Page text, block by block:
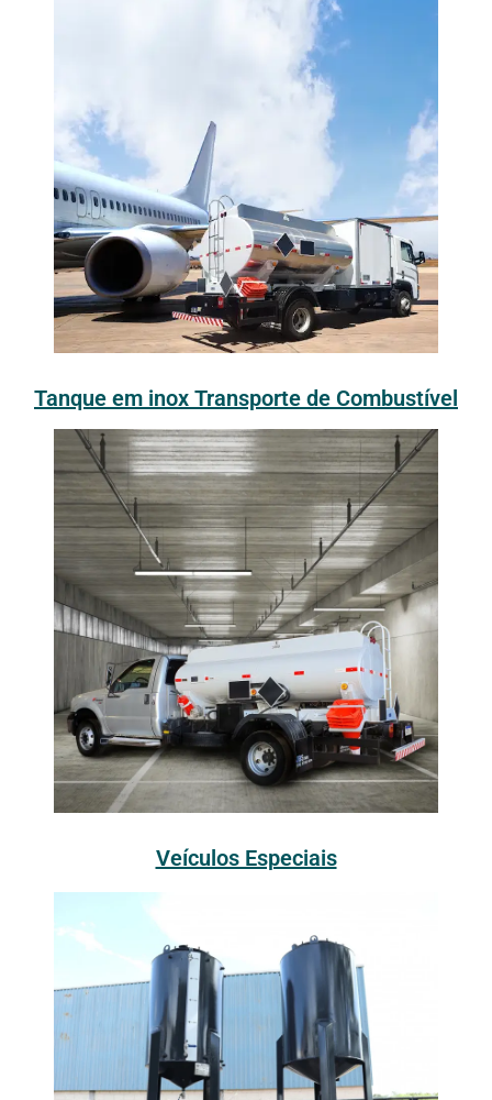
Tanque em inox Transporte de Combustível
Veículos Especiais